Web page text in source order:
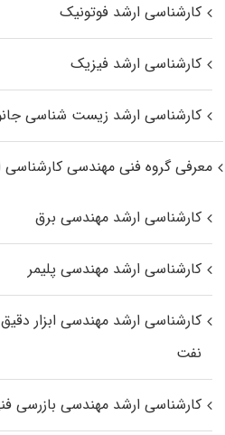
کارشناسی ارشد فوتونیک
کارشناسی ارشد فیزیک
کارشناسی ارشد زیست‌ شناسی
معرفی گروه فنی مهندسی کارشناسی
کارشناسی ارشد مهندسی برق
کارشناسی ارشد مهندسی پلیمر
کارشناسی ارشد مهندسی ابزار
نفت
کارشناسی ارشد مهندسی بازرسی